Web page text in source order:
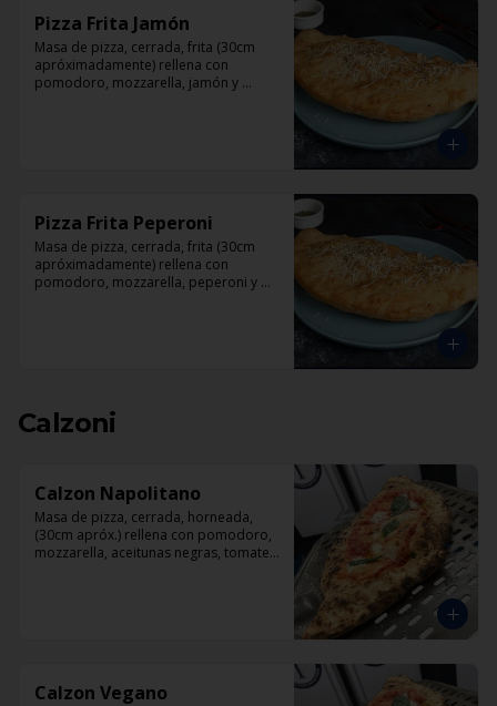
Pizza Frita Jamón
Masa de pizza, cerrada, frita (30cm
apróximadamente) rellena con
pomodoro, mozzarella, jamón y
Pizza Frita Peperoni
Masa de pizza, cerrada, frita (30cm
apróximadamente) rellena con
pomodoro, mozzarella, peperoni y
Calzoni
Calzon Napolitano
Masa de pizza, cerrada, horneada,
(30cm apróx.) rellena con pomodoro,
mozzarella, aceitunas negras, tomate,
Calzon Vegano